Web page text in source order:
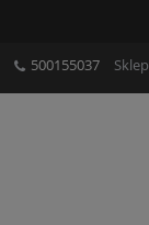
500155037